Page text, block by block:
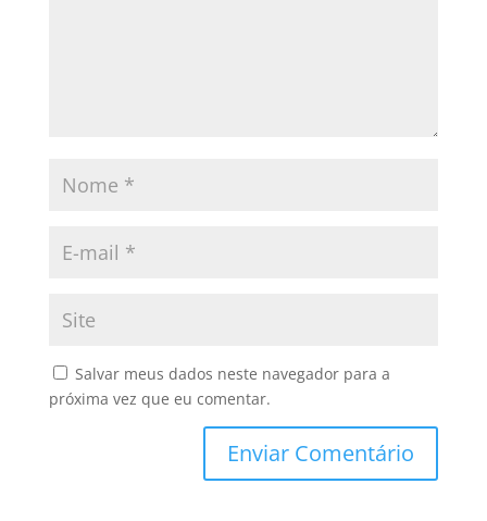
Salvar meus dados neste navegador para a
próxima vez que eu comentar.